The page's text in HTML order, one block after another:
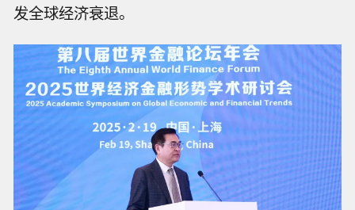
发全球经济衰退。